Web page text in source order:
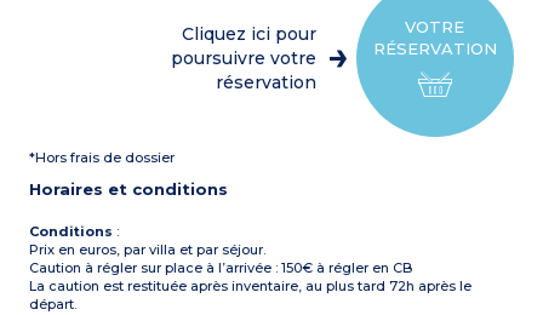
Terrasse avec mobilier de
ondes, lave-linge, lave-
vaisselle, bouilloire, grille-
pain et cafetière électrique)
1 chambre avec un lit
rez-de-chaussée
l'étage
(avec participation)
Terrasse avec mobilier de
jardin.
VOTRE
RÉSERVATION
Cliquez ici pour
poursuivre votre
réservation
*Hors frais de dossier
Horaires et conditions
Conditions :
Prix en euros, par villa et par séjour.
Caution à régler sur place à l’arrivée : 150€ à régler en CB
La caution est restituée après inventaire, au plus tard 72h après le
départ.